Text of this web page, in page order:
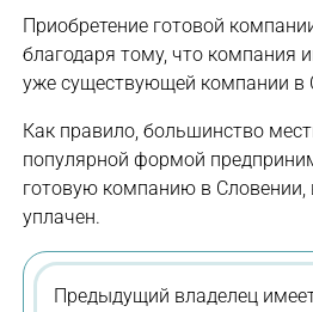
Приобретение готовой
благодаря тому, что компания
уже существующей компании в
Как правило, большинство
популярной формой
готовую компанию в Словении,
уплачен.
Предыдущий владелец